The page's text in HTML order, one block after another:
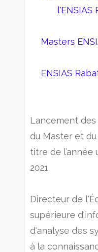
l'ENSIAS
Masters
ENSIAS
Lancement
du Master et
titre de l’année
2021
Directeur de
supérieure
d'analyse des
à la